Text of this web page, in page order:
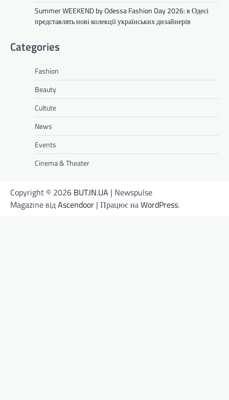
Summer WEEKEND by Odessa Fashion Day 2026: в Одесі
представлять нові колекції українських дизайнерів
Categories
Fashion
Beauty
Cultute
News
Events
Cinema & Theater
Copyright © 2026 BUT.IN.UA | Newspulse
Magazine відAscendoor | Працює наWordPress.